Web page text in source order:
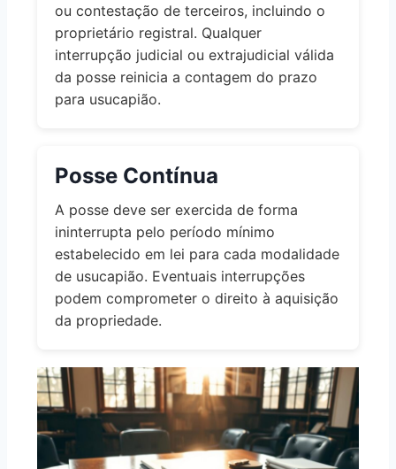
ou contestação de terceiros, incluindo o
proprietário registral. Qualquer
interrupção judicial ou extrajudicial válida
da posse reinicia a contagem do prazo
para usucapião.
Posse Contínua
A posse deve ser exercida de forma
ininterrupta pelo período mínimo
estabelecido em lei para cada modalidade
de usucapião. Eventuais interrupções
podem comprometer o direito à aquisição
da propriedade.